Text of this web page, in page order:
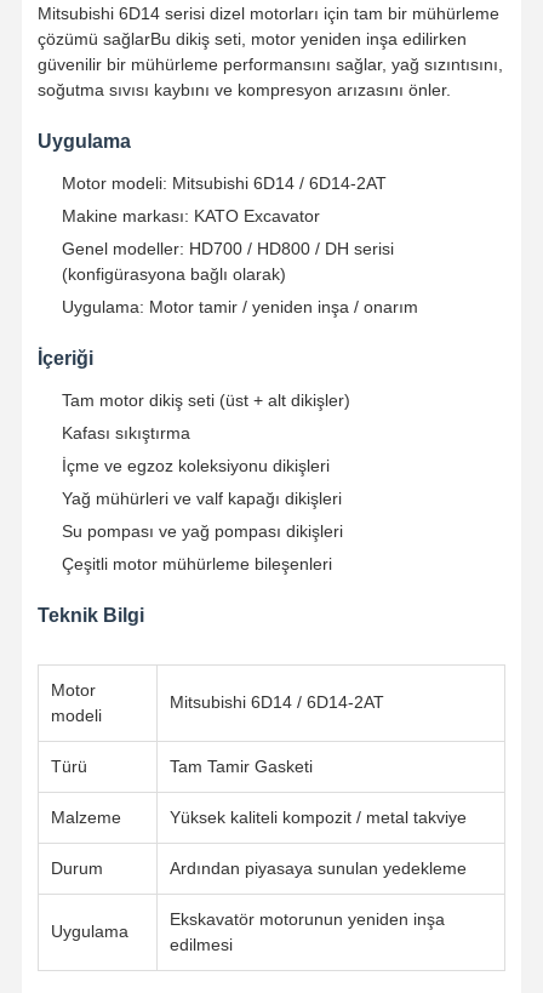
Ürünler Hakkımızda Fabrika Turu
Mitsubishi 6D14 serisi dizel motorları için tam bir mühürleme
çözümü sağlarBu dikiş seti, motor yeniden inşa edilirken
güvenilir bir mühürleme performansını sağlar, yağ sızıntısını,
soğutma sıvısı kaybını ve kompresyon arızasını önler.
Uygulama
Motor modeli: Mitsubishi 6D14 / 6D14-2AT
Makine markası: KATO Excavator
Genel modeller: HD700 / HD800 / DH serisi
(konfigürasyona bağlı olarak)
Uygulama: Motor tamir / yeniden inşa / onarım
İçeriği
Tam motor dikiş seti (üst + alt dikişler)
Kafası sıkıştırma
İçme ve egzoz koleksiyonu dikişleri
Yağ mühürleri ve valf kapağı dikişleri
Su pompası ve yağ pompası dikişleri
Çeşitli motor mühürleme bileşenleri
Teknik Bilgi
Motor
modeli
Mitsubishi 6D14 / 6D14-2AT
Türü Tam Tamir Gasketi
Malzeme Yüksek kaliteli kompozit / metal takviye
Durum Ardından piyasaya sunulan yedekleme
Uygulama
Ekskavatör motorunun yeniden inşa
edilmesi